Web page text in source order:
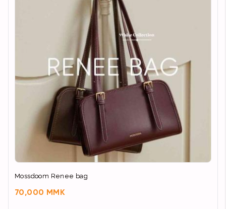
Mossdoom Renee bag
70,000 MMK